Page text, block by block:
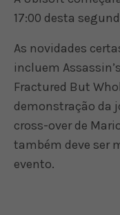
17:00 desta
As novidades
incluem
Fractured But
demonstração da
cross-over de
também deve ser
evento.